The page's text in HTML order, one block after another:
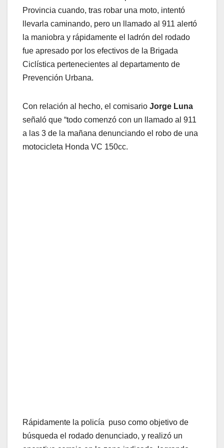
Provincia cuando, tras robar una moto, intentó
llevarla caminando, pero un llamado al 911 alertó
la maniobra y rápidamente el ladrón del rodado
fue apresado por los efectivos de la Brigada
Ciclística pertenecientes al departamento de
Prevención Urbana.
Con relación al hecho, el comisario Jorge Luna
señaló que “todo comenzó con un llamado al 911
a las 3 de la mañana denunciando el robo de una
motocicleta Honda VC 150cc.
Rápidamente la policía puso como objetivo de
búsqueda el rodado denunciado, y realizó un